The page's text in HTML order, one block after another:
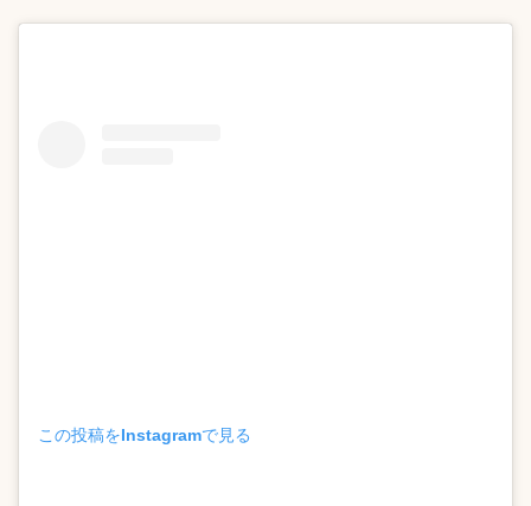
この投稿をInstagramで見る